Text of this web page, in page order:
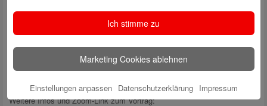
erforderlich.
Bitte beachten Sie, dass der aufgeführte Link eine Website des
Deutschland sicher im Netz e.V. öffnet, für deren Inhalt wir nicht
verantwortlich sind und auf die unsere Datenschutzbestimmungen keine
Anwendung finden. Es gelten deren Nutzungsbedingungen und
Weitere Infos und Zoom-Link zum Vortrag:
Ich stimme zu
Marketing Cookies ablehnen
Einstellungen anpassen Datenschutzerklärung Impressum